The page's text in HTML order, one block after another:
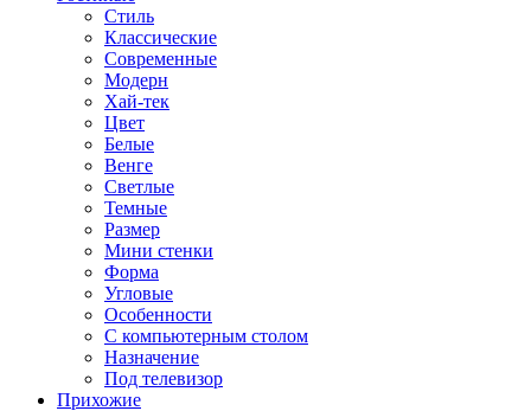
Стиль
Классические
Современные
Модерн
Хай-тек
Цвет
Белые
Венге
Светлые
Темные
Размер
Мини стенки
Форма
Угловые
Особенности
С компьютерным столом
Назначение
Под телевизор
Прихожие